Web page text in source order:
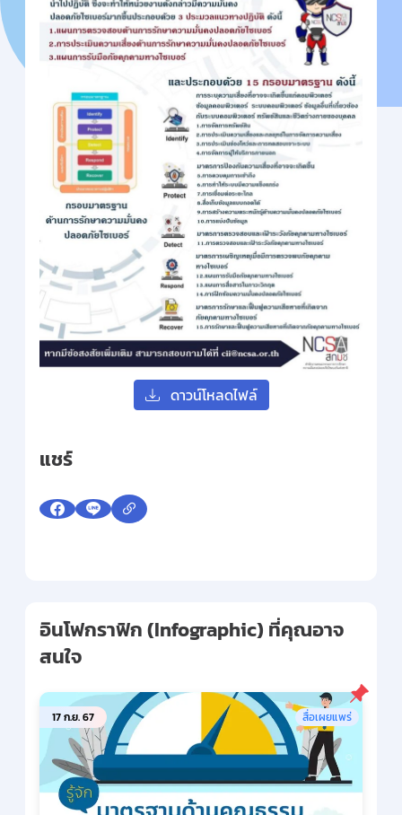
ดาวน์โหลดไฟล์
แชร์
อินโฟกราฟิก (Infographic) ที่คุณอาจ
สนใจ
17 ก.ย. 67 สื่อเผยแพร่